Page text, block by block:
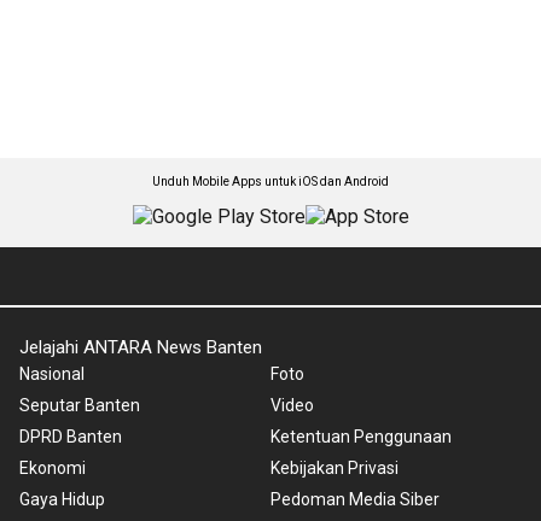
Unduh Mobile Apps untuk iOS dan Android
Jelajahi ANTARA News Banten
Nasional
Seputar Banten
DPRD Banten
Ekonomi
Gaya Hidup
Foto
Video
Ketentuan Penggunaan
Kebijakan Privasi
Pedoman Media Siber